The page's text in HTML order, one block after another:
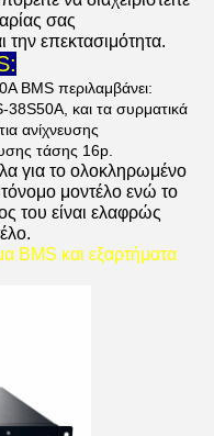
σας
επεκτασιμότητα.
BMS περιλαμβάνει:
και τα συρματικά
ανίχνευσης
τάσης 16p.
για το ολοκληρωμένο
μοντέλο ενώ το
του είναι ελαφρώς
BMS και εξαρτήματα